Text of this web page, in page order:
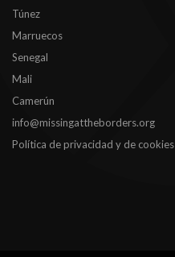
Túnez
Marruecos
Senegal
Mali
Camerún
info@missingattheborders.org
Política de privacidad y de cookies